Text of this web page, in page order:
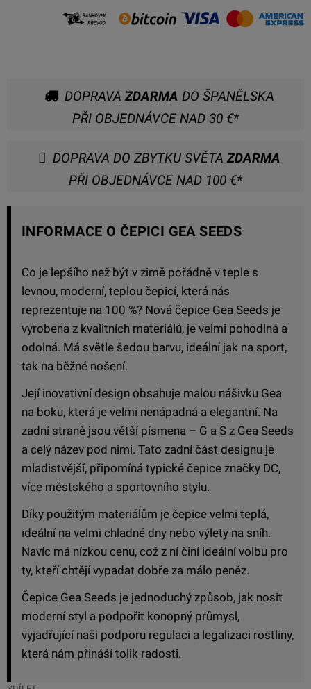
DOPRAVAZDARMA DO ŠPANĚLSKA
PŘI OBJEDNÁVCE NAD 30 €*
DOPRAVA DO ZBYTKU SVĚTAZDARMA
PŘI OBJEDNÁVCE NAD 100 €*
INFORMACE O ČEPICI GEA SEEDS
Co je lepšího než být v zimě pořádně v teple s
levnou, moderní, teplou čepicí, která nás
reprezentuje na 100 %? Nová čepice Gea Seeds je
vyrobena z kvalitních materiálů, je velmi pohodlná a
odolná. Má světle šedou barvu, ideální jak na sport,
tak na běžné nošení.
Její inovativní design obsahuje malou nášivku Gea
na boku, která je velmi nenápadná a elegantní. Na
zadní straně jsou větší písmena – G a S z Gea Seeds
a celý název pod nimi. Tato zadní část designu je
mladistvější, připomíná typické čepice značky DC,
více městského a sportovního stylu.
Díky použitým materiálům je čepice velmi teplá,
ideální na velmi chladné dny nebo výlety na sníh.
Navíc má nízkou cenu, což z ní činí ideální volbu pro
ty, kteří chtějí vypadat dobře za málo peněz.
Čepice Gea Seeds je jednoduchý způsob, jak nosit
moderní styl a podpořit konopný průmysl,
vyjadřující naši podporu regulaci a legalizaci rostliny,
která nám přináší tolik radosti.